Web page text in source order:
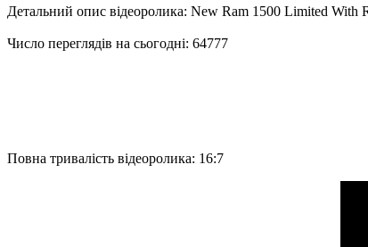
Детальний опис відеоролика: New Ram 1500 Limited
Число переглядів на сьогодні: 64777
Повна тривалість відеоролика: 16:7